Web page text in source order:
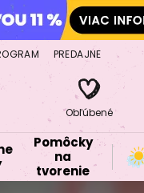
PREDAJNE
Obľúbené
Pomôcky
na
tvorenie